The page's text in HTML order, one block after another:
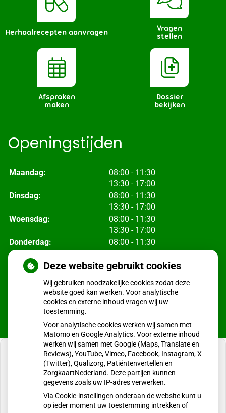
Herhaalrecepten aanvragen
Vragen
stellen
Afspraken
maken
Dossier
bekijken
Openingstijden
Maandag: 08:00 tot
- 11:30
13:30 tot
- 17:00
Dinsdag:
08:00 tot
- 11:30
13:30 tot
- 17:00
Woensdag:
08:00 tot
- 11:30
13:30 tot
- 17:00
Donderdag:
08:00 tot
- 11:30
13:30tot
- 17:00
Vrijdag:
08:00tot
- 11:30
U heeft geen toestemming gegeven voor
externe inhouddie nodig is om dit te zien.
Cookie-instellingen wijzigen
Deze website gebruikt cookies
Wij gebruiken noodzakelijke cookies zodat deze
website goed kan werken. Voor analytische
cookies en externe inhoud vragen wij uw
toestemming.
Voor analytische cookies werken wij samen met
Matomo en Google Analytics. Voor externe inhoud
werken wij samen met Google (Maps, Translate en
Reviews), YouTube, Vimeo, Facebook, Instagram, X
(Twitter), Qualizorg, Patiëntenvertellen en
ZorgkaartNederland. Deze partijen kunnen
gegevens zoals uw IP-adres verwerken.
Via Cookie-instellingen onderaan de website kunt u
op ieder moment uw toestemming intrekken of